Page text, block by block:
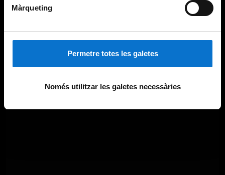
Màrqueting
Permetre totes les galetes
Només utilitzar les galetes necessàries